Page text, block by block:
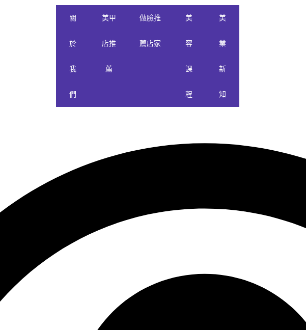
關
於
我
們
美甲
店推
薦
做臉推
薦店家
美
容
課
程
美
業
新
知